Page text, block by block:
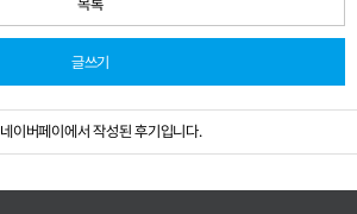
목록
글쓰기
네이버페이에서 작성된 후기입니다.